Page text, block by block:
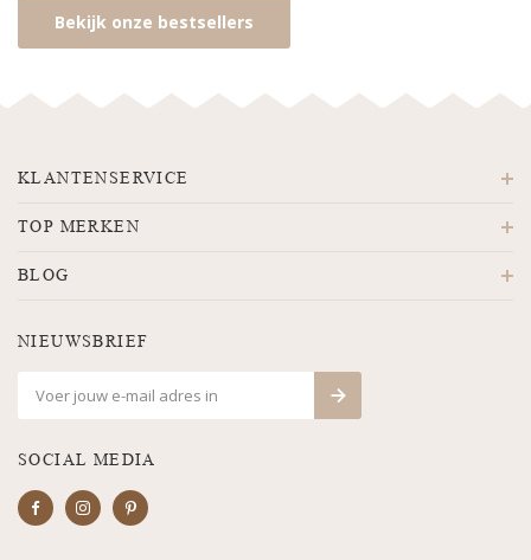
Bekijk onze bestsellers
KLANTENSERVICE
TOP MERKEN
BLOG
NIEUWSBRIEF
SOCIAL MEDIA